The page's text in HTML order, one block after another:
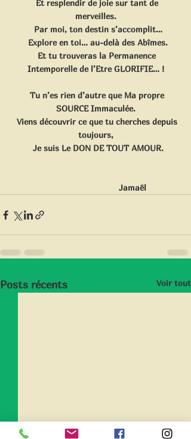
Et resplendir de joie sur tant de
merveilles.
Par moi, ton destin s’accomplit…
Explore en toi… au-delà des Abîmes.
Et tu trouveras la Permanence
Intemporelle de l’Etre GLORIFIE… !
Tu n’es rien d’autre que Ma propre
SOURCE Immaculée.
Viens découvrir ce que tu cherches depuis
toujours,
Je suis Le DON DE TOUT AMOUR.
Jamaël
Posts récents Voir tout